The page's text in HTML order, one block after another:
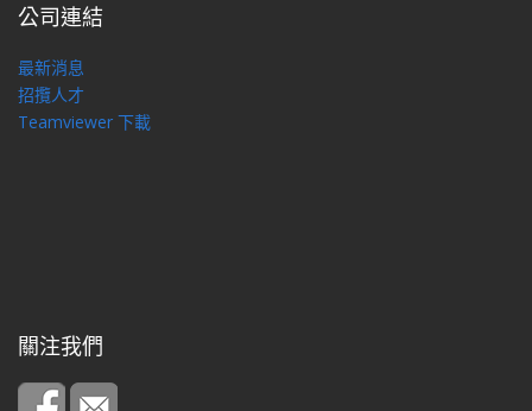
公司連結
最新消息
招攬人才
Teamviewer 下載
關注我們